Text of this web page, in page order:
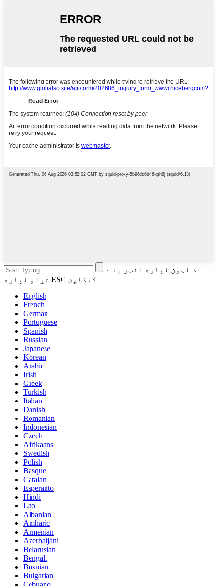
د لټون لپاره انټر یا د
تړلو لپاره ESC کیکاږئ
English
French
German
Portuguese
Spanish
Russian
Japanese
Korean
Arabic
Irish
Greek
Turkish
Italian
Danish
Romanian
Indonesian
Czech
Afrikaans
Swedish
Polish
Basque
Catalan
Esperanto
Hindi
Lao
Albanian
Amharic
Armenian
Azerbaijani
Belarusian
Bengali
Bosnian
Bulgarian
Cebuano